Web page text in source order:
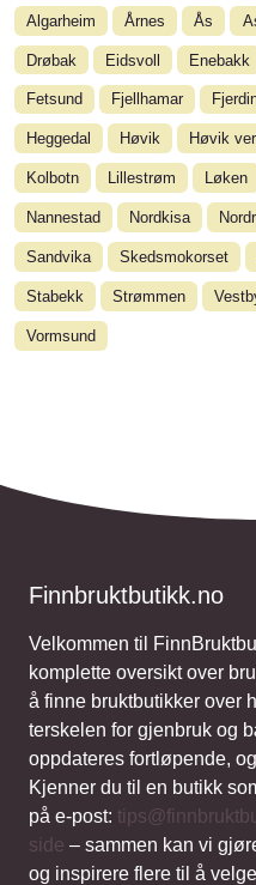
Algarheim Årnes Ås
Drøbak Eidsvoll Enebakk
Fetsund Fjellhamar
Heggedal Høvik Høvik
Kolbotn Lillestrøm Løken
Nannestad Nordkisa
Sandvika Skedsmokorset
Stabekk Strømmen
Vormsund
Finnbruktbutikk.no
Velkommen til
komplette oversikt over
å finne bruktbutikker over
terskelen for gjenbruk og
oppdateres fortløpende,
Kjenner du til en butikk
på e-post:
side – sammen kan vi
og inspirere flere til å